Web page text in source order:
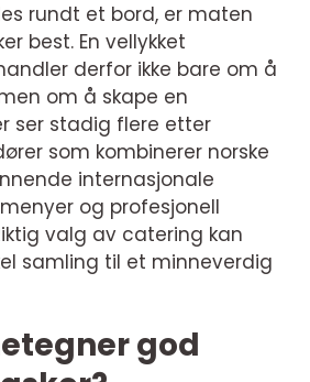
rundt et bord, er maten
best. En vellykket
derfor ikke bare om å
om å skape en
ser stadig flere etter
som kombinerer norske
internasjonale
og profesjonell
valg av catering kan
samling til et minneverdig
god